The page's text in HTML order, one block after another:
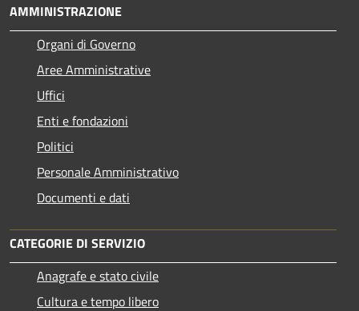
AMMINISTRAZIONE
Organi di Governo
Aree Amministrative
Uffici
Enti e fondazioni
Politici
Personale Amministrativo
Documenti e dati
CATEGORIE DI SERVIZIO
Anagrafe e stato civile
Cultura e tempo libero